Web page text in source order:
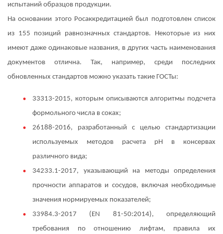
испытаний образцов продукции.
На основании этого Росаккредитацией был подготовлен список
из 155 позиций равнозначных стандартов. Некоторые из них
имеют даже одинаковые названия, в других часть наименования
документов отлична. Так, например, среди последних
обновленных стандартов можно указать такие ГОСТы:
33313-2015, которым описываются алгоритмы подсчета
формольного числа в соках;
26188-2016, разработанный с целью стандартизации
используемых методов расчета pH в консервах
различного вида;
34233.1-2017, указывающий на методы определения
прочности аппаратов и сосудов, включая необходимые
значения нормируемых показателей;
33984.3-2017 (EN 81-50:2014), определяющий
требования по отношению лифтам, правила их